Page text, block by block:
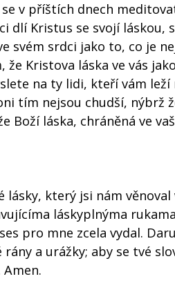
v příštích dnech
dlí Kristus se svojí láskou,
svém srdci jako to, co je
Kristova láska ve vás
na ty lidi, kteří vám
tím nejsou chudší,
láska, chráněná ve
lásky, který jsi nám
láskyplnýma
pro mne zcela vydal.
a urážky; aby se tvé